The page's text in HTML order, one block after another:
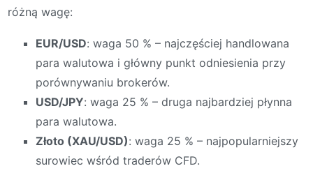
różną wagę:
EUR/USD: waga 50 % – najczęściej handlowana
para walutowa i główny punkt odniesienia przy
porównywaniu brokerów.
USD/JPY: waga 25 % – druga najbardziej płynna
para walutowa.
Złoto (XAU/USD): waga 25 % – najpopularniejszy
surowiec wśród traderów CFD.